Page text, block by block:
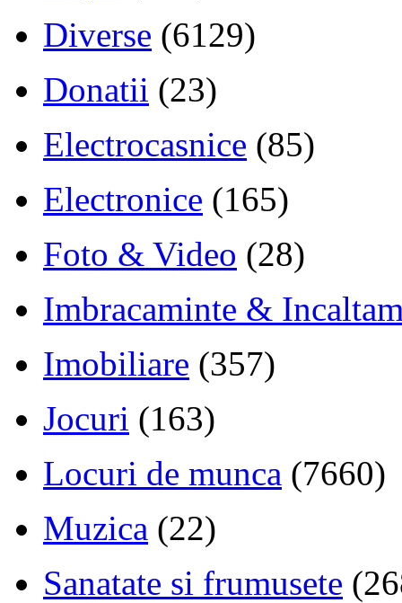
Diverse (6129)
Donatii (23)
Electrocasnice (85)
Electronice (165)
Foto & Video (28)
Imbracaminte &
Imobiliare (357)
Jocuri (163)
Locuri de munca (7660)
Muzica (22)
Sanatate si frumusete